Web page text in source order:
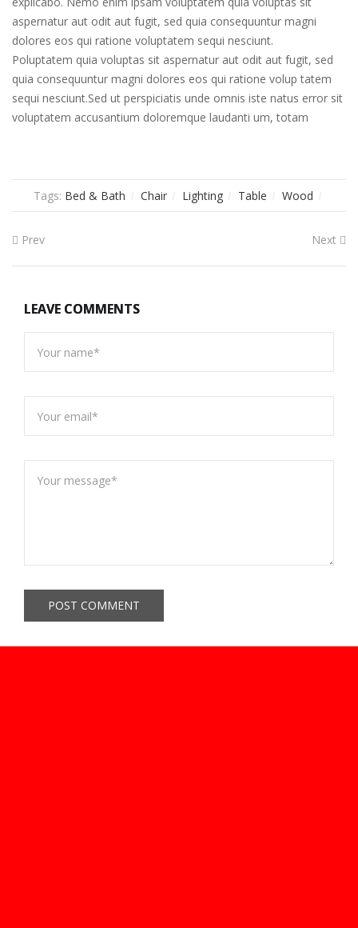
aspernatur aut odit aut fugit, sed quia consequuntur magni
dolores eos qui ratione voluptatem sequi nesciunt.
Poluptatem quia voluptas sit aspernatur aut odit aut fugit, sed
quia consequuntur magni dolores eos qui ratione volup tatem
sequi nesciunt.Sed ut perspiciatis unde omnis iste natus error sit
voluptatem accusantium doloremque laudanti um, totam
Tags: Bed & Bath Chair Lighting Table Wood
Prev Next
LEAVE COMMENTS